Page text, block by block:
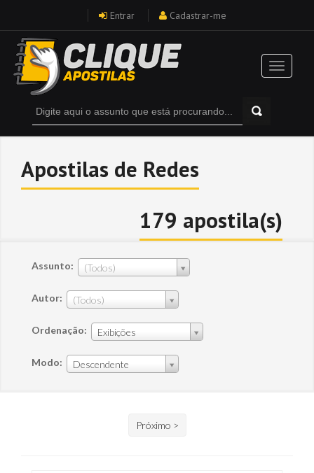
Entrar Cadastrar-me
Apostilas de Redes
179 apostila(s)
Assunto: (Todos)
Autor: (Todos)
Ordenação: Exibições
Modo: Descendente
Próximo >